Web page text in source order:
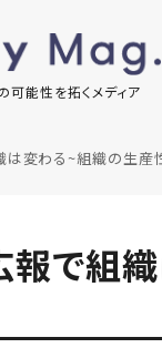
可能性を拓くメディア
変わる~組織の生産
で組